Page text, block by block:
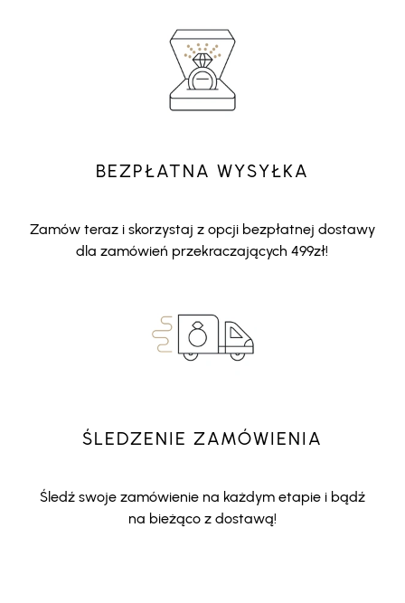
BEZPŁATNA WYSYŁKA
Zamów teraz i skorzystaj z opcji bezpłatnej dostawy
dla zamówień przekraczających 499zł!
ŚLEDZENIE ZAMÓWIENIA
Śledź swoje zamówienie na każdym etapie i bądź
na bieżąco z dostawą!